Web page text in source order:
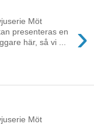
›
Möt
presenteras en
här, så vi ...
Möt